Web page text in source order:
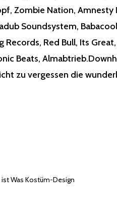
,Zombie Nation, Amnesty
Soundsystem,
Records, Red Bull, Its
Beats,
zu vergessen die
ist Was Kostüm-Design